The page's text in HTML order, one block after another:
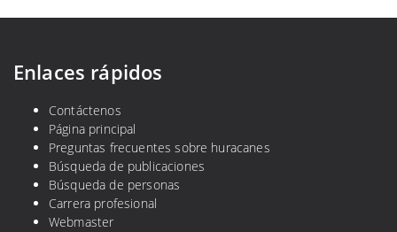
Enlaces rápidos
Contáctenos
Página principal
Preguntas frecuentes sobre huracanes
Búsqueda de publicaciones
Búsqueda de personas
Carrera profesional
Webmaster